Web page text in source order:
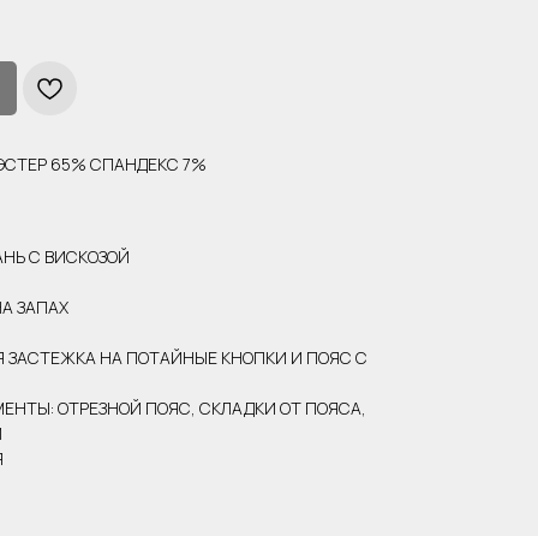
65% СПАНДЕКС 7%
С ВИСКОЗОЙ
ЗАПАХ
НА ПОТАЙНЫЕ КНОПКИ И ПОЯС С
ОТРЕЗНОЙ ПОЯС, СКЛАДКИ ОТ ПОЯСА,